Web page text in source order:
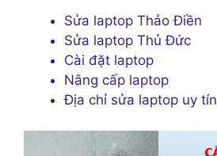
Sửa laptop Thảo Điền
Sửa laptop Thủ Đức
Cài đặt laptop
Nâng cấp laptop
Địa chỉ sửa laptop uy tín